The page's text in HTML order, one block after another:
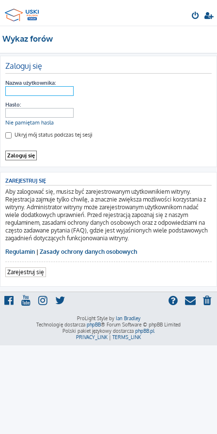
Wykaz forów
Zaloguj się
Nazwa użytkownika:
Hasło:
Nie pamiętam hasła
Ukryj mój status podczas tej sesji
ZAREJESTRUJ SIĘ
Aby zalogować się, musisz być zarejestrowanym użytkownikiem witryny.
Rejestracja zajmuje tylko chwilę, a znacznie zwiększa możliwości korzystania z
witryny. Administrator witryny może zarejestrowanym użytkownikom nadać
wiele dodatkowych uprawnień. Przed rejestracją zapoznaj się z naszym
regulaminem, zasadami ochrony danych osobowych oraz z odpowiedziami na
często zadawane pytania (FAQ), gdzie jest wyjaśnionych wiele podstawowych
zagadnień dotyczących funkcjonowania witryny.
Regulamin | Zasady ochrony danych osobowych
Zarejestruj się
ProLight Style by Ian Bradley
Technologię dostarcza phpBB® Forum Software © phpBB Limited
Polski pakiet językowy dostarcza phpBB.pl
PRIVACY_LINK | TERMS_LINK